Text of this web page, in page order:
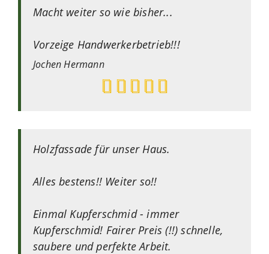
Macht weiter so wie bisher...
Vorzeige Handwerkerbetrieb!!!
JochenHermann
Holzfassade für unser Haus.
Alles bestens!! Weiter so!!
Einmal Kupferschmid - immer
Kupferschmid! Fairer Preis (!!) schnelle,
saubere und perfekte Arbeit.